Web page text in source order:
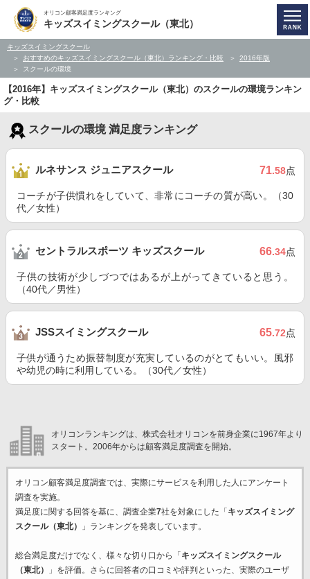
オリコン顧客満足度ランキング
キッズスイミングスクール（東北）
キッズスイミングスクール
おすすめのキッズスイミングスクール（東北）ランキング・比較
2016年版
スクールの環境
【2016年】キッズスイミングスクール（東北）のスクールの環境ランキン
グ・比較
スクールの環境 満足度ランキング
ルネサンス ジュニアスクール 71.58点
コーチが子供慣れをしていて、非常にコーチの質が高い。（30
代／女性）
セントラルスポーツ キッズスクール 66.34点
子供の技術が少しづつではあるが上がってきていると思う。
（40代／男性）
JSSスイミングスクール 65.72点
子供が通うため振替制度が充実しているのがとてもいい。風邪
や幼児の時に利用している。（30代／女性）
オリコンランキングは、株式会社オリコンを前身企業に1967年より
スタート。2006年からは顧客満足度調査を開始。
オリコン顧客満足度調査では、実際にサービスを利用した 人にアンケート
調査を実施。
満足度に関する回答を基に、調査企業7社を対象にした「 キッズスイミング
スクール（東北）
」ランキングを発表しています。
総合満足度だけでなく、様々な切り口から「 キッズスイミングスクール
（東北）
」を評価。さらに回答者の口コミや評判といった、実際のユーザ